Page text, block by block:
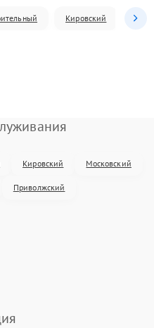
Кировский
Кировский Московский
Приволжский